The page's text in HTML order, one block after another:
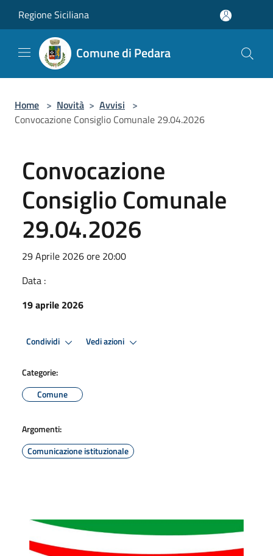
Regione Siciliana
Comune di Pedara
Home > Novità > Avvisi >
Convocazione Consiglio Comunale 29.04.2026
Convocazione
Consiglio Comunale
29.04.2026
29 Aprile 2026 ore 20:00
Data :
19 aprile 2026
Condividi Vedi azioni
Categorie:
Comune
Argomenti:
Comunicazione istituzionale